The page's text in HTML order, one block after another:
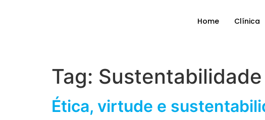
Home Clínica
Tag: Sustentabilidade
Ética, virtude e